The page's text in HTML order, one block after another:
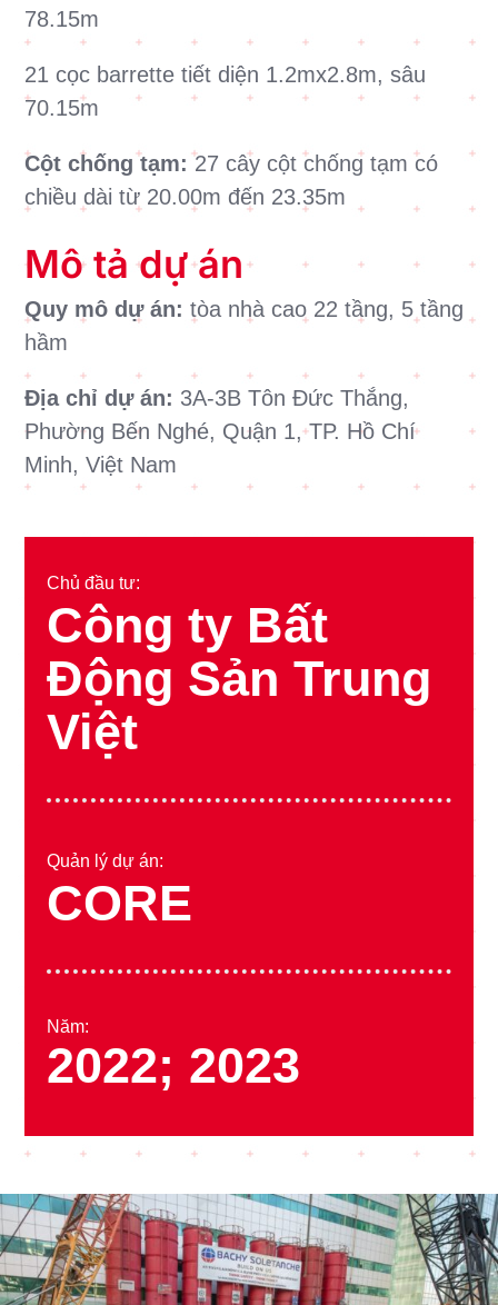
78.15m
21 cọc barrette tiết diện 1.2mx2.8m, sâu
70.15m
Cột chống tạm: 27 cây cột chống tạm có
chiều dài từ 20.00m đến 23.35m
Mô tả dự án
Quy mô dự án:tòa nhà cao 22 tầng, 5 tầng
hầm
Địa chỉ dự án: 3A-3B Tôn Đức Thắng,
Phường Bến Nghé, Quận 1, TP. Hồ Chí
Minh, Việt Nam
Chủ đầu tư:
Công ty Bất
Động Sản Trung
Việt
Quản lý dự án:
CORE
Năm:
2022; 2023